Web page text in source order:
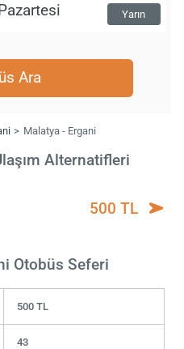
Yarın
Ara
Malatya - Ergani
Alternatifleri
500 TL
Otobüs Seferi
500 TL
43